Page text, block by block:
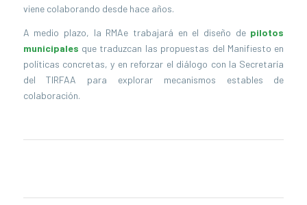
viene colaborando desde hace años.
A medio plazo, la RMAe trabajará en el diseño de pilotos
municipales que traduzcan las propuestas del Manifiesto en
políticas concretas, y en reforzar el diálogo con la Secretaría
del TIRFAA para explorar mecanismos estables de
colaboración.